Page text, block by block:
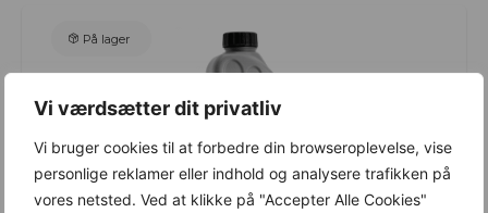
Vi værdsætter dit privatliv
Vi bruger cookies til at forbedre din browseroplevelse, vise
personlige reklamer eller indhold og analysere trafikken på
vores netsted. Ved at klikke på "Accepter Alle Cookies"
På lager